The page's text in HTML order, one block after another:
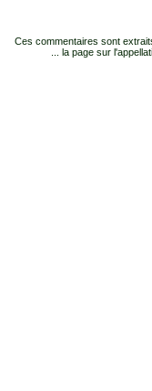
Ces commentaires sont
... la page sur